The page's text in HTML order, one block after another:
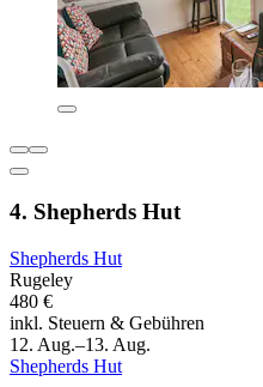
4. Shepherds Hut
Shepherds Hut
Rugeley
480 €
inkl. Steuern & Gebühren
12. Aug.–13. Aug.
Shepherds Hut